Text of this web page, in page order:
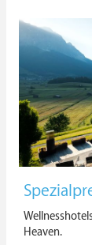
Heaven.